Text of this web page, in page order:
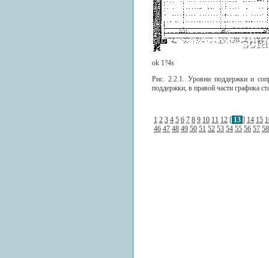
ok 1?4s
Рис. 2.2.1. Уровни поддержки и
поддержки, в правой части графика
1 2 3 4 5 6 7 8 9 10 11 12 [ 13 ] 14 15
46 47 48 49 50 51 52 53 54 55 56 57 58